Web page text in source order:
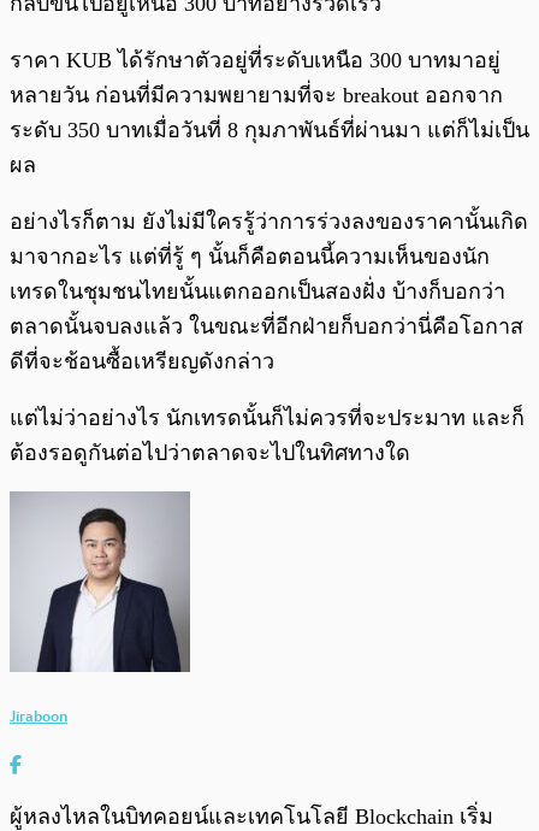
ราคา KUB ได้รักษาตัวอยู่ที่ระดับเหนือ 300 บาทมาอยู่
หลายวัน ก่อนที่มีความพยายามที่จะ breakout ออกจาก
ระดับ 350 บาทเมื่อวันที่ 8 กุมภาพันธ์ที่ผ่านมา แต่ก็ไม่เป็น
ผล
อย่างไรก็ตาม ยังไม่มีใครรู้ว่าการร่วงลงของราคานั้นเกิด
มาจากอะไร แต่ที่รู้ ๆ นั้นก็คือตอนนี้ความเห็นของนัก
เทรดในชุมชนไทยนั้นแตกออกเป็นสองฝั่ง บ้างก็บอกว่า
ตลาดนั้นจบลงแล้ว ในขณะที่อีกฝ่ายก็บอกว่านี่คือโอกาส
ดีที่จะช้อนซื้อเหรียญดังกล่าว
แต่ไม่ว่าอย่างไร นักเทรดนั้นก็ไม่ควรที่จะประมาท และก็
ต้องรอดูกันต่อไปว่าตลาดจะไปในทิศทางใด
Jiraboon
ผู้หลงไหลในบิทคอยน์และเทคโนโลยี Blockchain เริ่ม